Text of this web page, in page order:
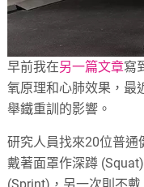
早前我在另一篇文章寫
氧原理和心肺效果，最
舉鐵重訓的影響。
研究人員找來20位普通
戴著面罩作深蹲